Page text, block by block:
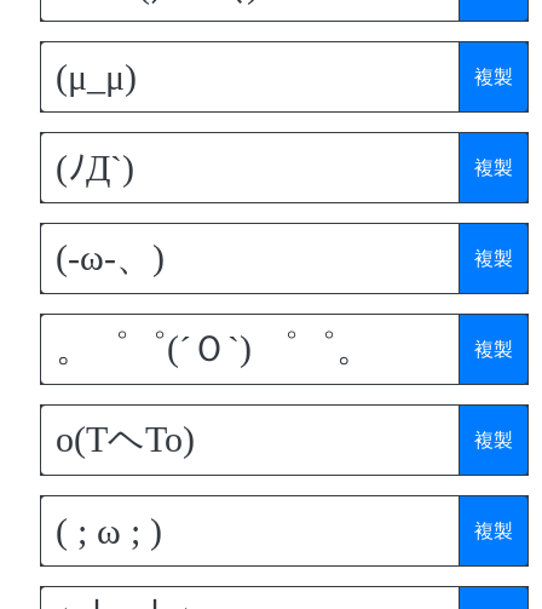
複製
複製
複製
複製
複製
複製